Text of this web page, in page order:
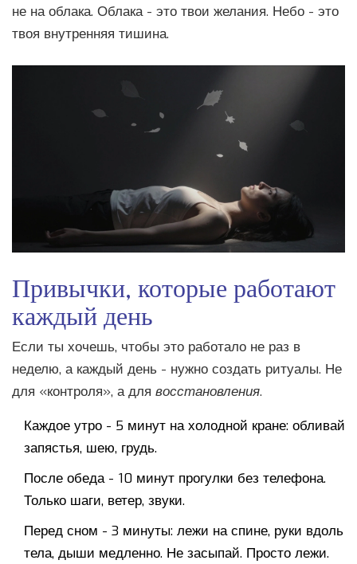
не на облака. Облака - это твои желания. Небо - это
твоя внутренняя тишина.
Привычки, которые работают
каждый день
Если ты хочешь, чтобы это работало не раз в
неделю, а каждый день - нужно создать ритуалы. Не
для «контроля», а для восстановления.
Каждое утро - 5 минут на холодной кране: обливай
запястья, шею, грудь.
После обеда - 10 минут прогулки без телефона.
Только шаги, ветер, звуки.
Перед сном - 3 минуты: лежи на спине, руки вдоль
тела, дыши медленно. Не засыпай. Просто лежи.